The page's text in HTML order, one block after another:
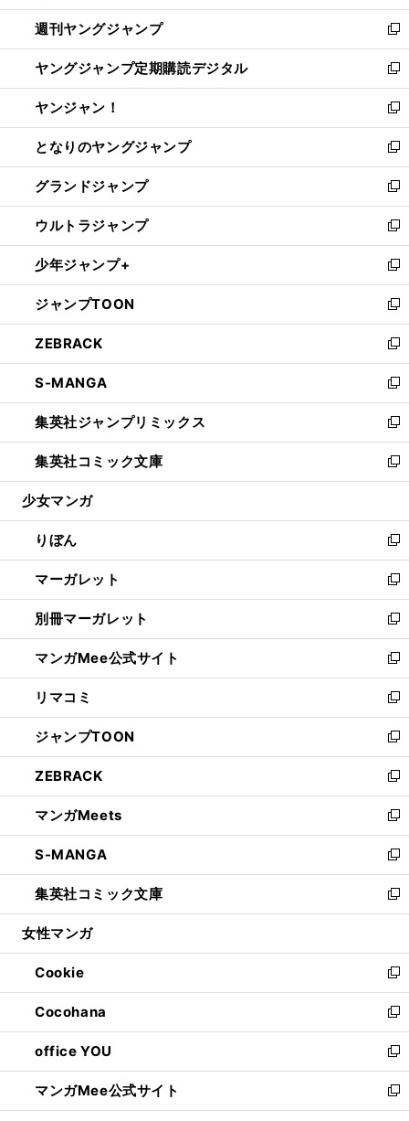
開
く
ウ
で
開
く
ン
ド
ウ
で
開
く
ウ
ィ
ン
ド
ウ
で
開
く
週刊ヤングジャンプ
新
し
い
ウ
ィ
ン
ド
ウ
で
開
く
ヤングジャンプ定期購読デジタル
新
し
い
ウ
ィ
ン
ド
ウ
で
開
く
ヤンジャン！
新
し
い
ウ
ィ
ン
ド
ウ
で
開
く
となりのヤングジャンプ
新
し
い
ウ
ィ
ン
ド
ウ
で
開
く
グランドジャンプ
新
し
い
ウ
ィ
ン
ド
ウ
で
開
く
ウルトラジャンプ
新
し
い
ウ
ィ
ン
ド
ウ
で
開
く
少年ジャンプ+
新
し
い
ウ
ィ
ン
ド
ウ
で
開
く
ジャンプTOON
新
し
い
ウ
ィ
ン
ド
ウ
で
開
ZEBRACK
新
し
い
ウ
ィ
ン
ド
ウ
開
く
S-MANGA
新
し
い
ウ
ィ
ン
ウ
で
開
く
集英社ジャンプリミックス
新
し
い
ウ
ン
ド
ウ
で
開
く
集英社コミック文庫
新
し
ウ
ィ
ン
ド
ウ
で
開
く
少女マンガ
りぼん
新
し
い
ウ
ィ
ン
ド
ウ
で
開
く
マーガレット
新
し
い
ウ
ィ
ン
ド
ウ
で
開
く
別冊マーガレット
新
し
い
ウ
ィ
ン
ド
ウ
で
開
く
マンガMee公式サイト
新
し
い
ウ
ィ
ン
ド
ウ
で
開
く
リマコミ
新
し
い
ウ
ィ
ン
ド
ウ
で
開
く
ジャンプTOON
新
し
い
ウ
ィ
ン
ド
ウ
で
開
ZEBRACK
新
し
い
ウ
ィ
ン
ド
ウ
開
く
マンガMeets
新
し
い
ウ
ィ
ン
ウ
で
開
く
S-MANGA
新
し
い
ウ
ン
ド
ウ
で
開
く
集英社コミック文庫
新
し
ウ
ィ
ン
ド
ウ
で
開
く
女性マンガ
Cookie
新
し
い
ウ
ィ
ン
ド
ウ
Cocohana
新
し
い
ウ
ィ
ン
office YOU
新
し
い
ウ
マンガMee公式サイト
新
し